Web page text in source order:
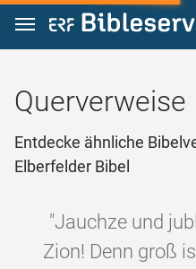
Zum Inhalt springen
Querverweise
Entdecke ähnliche
Elberfelder Bibel
"Jauchze und
Zion! Denn groß